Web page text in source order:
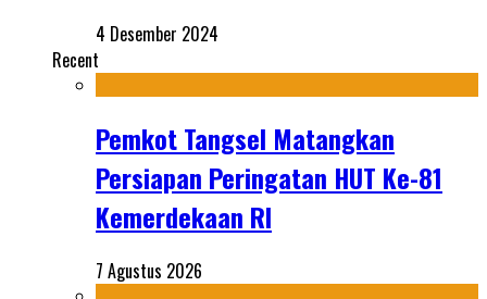
4 Desember 2024
Recent
Pemkot Tangsel Matangkan
Persiapan Peringatan HUT Ke-81
Kemerdekaan RI
7 Agustus 2026